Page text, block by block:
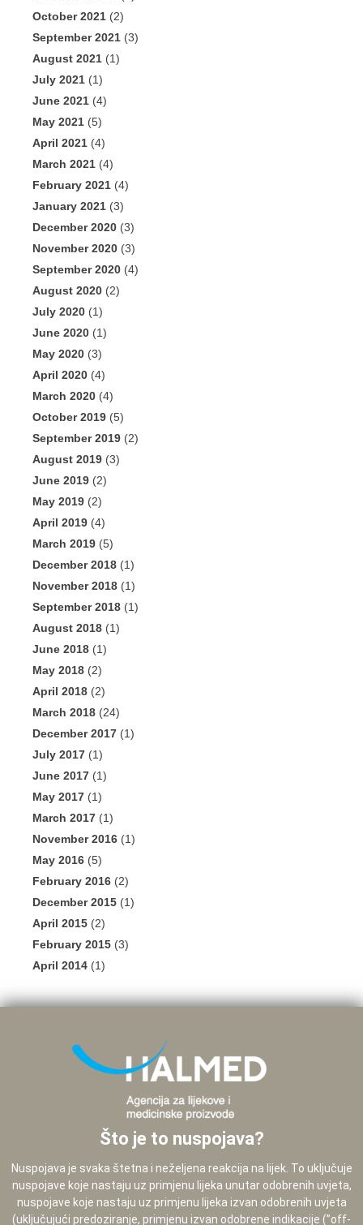
October 2021 (2)
September 2021 (3)
August 2021 (1)
July 2021 (1)
June 2021 (4)
May 2021 (5)
April 2021 (4)
March 2021 (4)
February 2021 (4)
January 2021 (3)
December 2020 (3)
November 2020 (3)
September 2020 (4)
August 2020 (2)
July 2020 (1)
June 2020 (1)
May 2020 (3)
April 2020 (4)
March 2020 (4)
October 2019 (5)
September 2019 (2)
August 2019 (3)
June 2019 (2)
May 2019 (2)
April 2019 (4)
March 2019 (5)
December 2018 (1)
November 2018 (1)
September 2018 (1)
August 2018 (1)
June 2018 (1)
May 2018 (2)
April 2018 (2)
March 2018 (24)
December 2017 (1)
July 2017 (1)
June 2017 (1)
May 2017 (1)
March 2017 (1)
November 2016 (1)
May 2016 (5)
February 2016 (2)
December 2015 (1)
April 2015 (2)
February 2015 (3)
April 2014 (1)
Što je to nuspojava?
Nuspojava je svaka štetna i neželjena reakcija na lijek. To uključuje
nuspojave koje nastaju uz primjenu lijeka unutar odobrenih uvjeta,
nuspojave koje nastaju uz primjenu lijeka izvan odobrenih uvjeta
(uključujući predoziranje, primjenu izvan odobrene indikacije (”off-